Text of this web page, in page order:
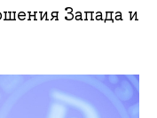
Запада и